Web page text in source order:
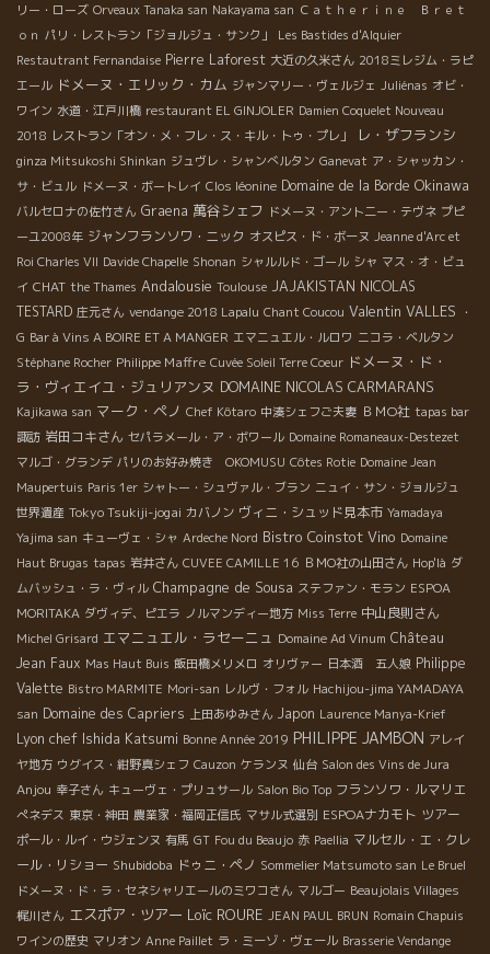
リー・ローズ Orveaux Tanaka san Nakayama san Ｃａｔｈｅｒｉｎｅ Ｂｒｅｔ
ｏｎ パリ・レストラン「ジョルジュ・サンク」
Les Bastides d'Alquier
Restautrant Fernandaise Pierre Laforest 大近の久米さん 2018ミレジム・ラピ
エール ドメーヌ・エリック・カム ジャンマリー・ヴェルジェ Juliénas オビ・
ワイン 水道・江戸川橋 restaurant EL GINJOLER Damien Coquelet Nouveau
2018 レストラン「オン・メ・フレ・ス・キル・トゥ・プレ」 レ・ザフランシ
ginza Mitsukoshi Shinkan ジュヴレ・シャンべルタン Ganevat ア・シャッカン・
サ・ビュル ドメーヌ・ボートレイ Clos léonine Domaine de la Borde Okinawa
バルセロナの佐竹さん Graena 萬谷シェフ ドメーヌ・アント二ー・テヴネ プピ
ーユ2008年 ジャンフランソワ・ニック オスピス・ド・ボーヌ Jeanne d'Arc et
Roi Charles VII Davide Chapelle Shonan シャルルド・ゴール シャ マス・オ・ビュ
イ CHAT the Thames Andalousie Toulouse JAJAKISTAN NICOLAS
TESTARD 庄元さん vendange 2018 Lapalu Chant Coucou Valentin VALLES
・
G Bar à Vins A BOIRE ET A MANGER エマニュエル・ルロワ ニコラ・ベルタン
Stéphane Rocher Philippe Maffre Cuvée Soleil Terre Coeur ドメーヌ・ド・
ラ・ヴィエイユ・ジュリアンヌ DOMAINE NICOLAS CARMARANS
Kajikawa san マーク・ペノ Chef Kôtaro 中湊シェフご夫妻 ＢＭО社 tapas bar
諏訪 岩田コキさん セパラメール・ア・ボワール Domaine Romaneaux-Destezet
マルゴ・グランデ パリのお好み焼き OKOMUSU Côtes Rotie Domaine Jean
Maupertuis Paris 1er シャトー・シュヴァル・ブラン ニュイ・サン・ジョルジュ
世界遺産 Tokyo Tsukiji-jogai カバノン ヴィニ・シュッド見本市 Yamadaya
Yajima san キューヴェ・シャ Ardeche Nord Bistro Coinstot Vino Domaine
Haut Brugas tapas 岩井さん CUVEE CAMILLE 16 ＢＭО社の山田さん Hop'là ダ
ムバッシュ・ラ・ヴィル Champagne de Sousa ステファン・モラン ESPOA
MORITAKA ダヴィデ、ピエラ ノルマンディー地方 Miss Terre 中山良則さん
Michel Grisard エマニュエル・ラセーニュ Domaine Ad Vinum Château
Jean Faux Mas Haut Buis 飯田橋メリメロ オリヴァー 日本酒 五人娘 Philippe
Valette Bistro MARMITE Mori-san レルヴ・フォル Hachijou-jima YAMADAYA
san Domaine des Capriers 上田あゆみさん Japon Laurence Manya-Krief
Lyon chef Ishida Katsumi Bonne Année 2019 PHILIPPE JAMBON アレイ
ヤ地方 ウグイス・紺野真シェフ Cauzon ケランヌ 仙台 Salon des Vins de Jura
Anjou 幸子さん キューヴェ・プリュサール Salon Bio Top フランソワ・ルマリエ
ぺネデス 東京・神田 農業家・福岡正信氏 マサル式選別 ESPOAナカモト ツアー
ポール・ルイ・ウジェンヌ 有馬 GT Fou du Beaujo 赤 Paellia マルセル・エ・クレ
ール・リショー Shubidoba ドゥニ・ペノ Sommelier Matsumoto san Le Bruel
ドメーヌ・ド・ラ・セネシャリエールのミワコさん マルゴー Beaujolais Villages
梶川さん エスポア・ツアー Loïc ROURE JEAN PAUL BRUN Romain Chapuis
ワインの歴史 マリオン Anne Paillet ラ・ミーゾ・ヴェール Brasserie Vendange